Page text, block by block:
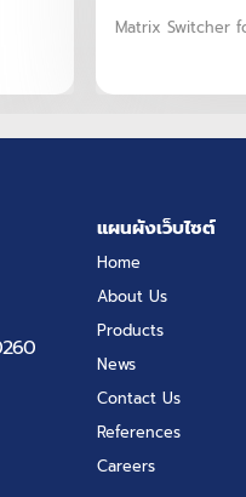
Matrix Switcher
แผนผังเว็บไซต์
Home
About Us
Products
News
Contact Us
References
Careers